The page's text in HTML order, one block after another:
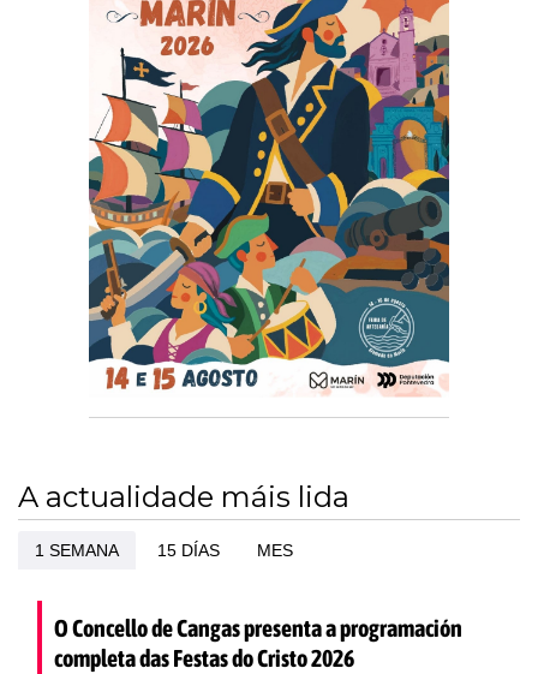
A actualidade máis lida
1 SEMANA 15 DÍAS MES
O Concello de Cangas presenta a programación
completa das Festas do Cristo 2026